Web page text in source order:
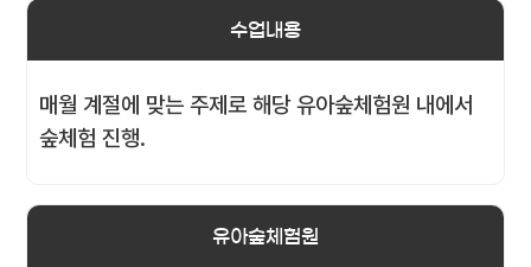
수업내용
매월 계절에 맞는 주제로 해당 유아숲체험원 내에서
숲체험 진행.
유아숲체험원